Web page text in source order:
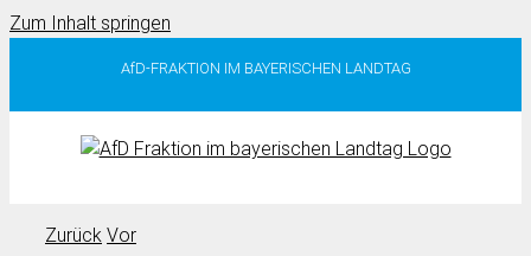
Zum Inhalt springen
AfD-FRAKTION IM BAYERISCHEN LANDTAG
Zurück Vor